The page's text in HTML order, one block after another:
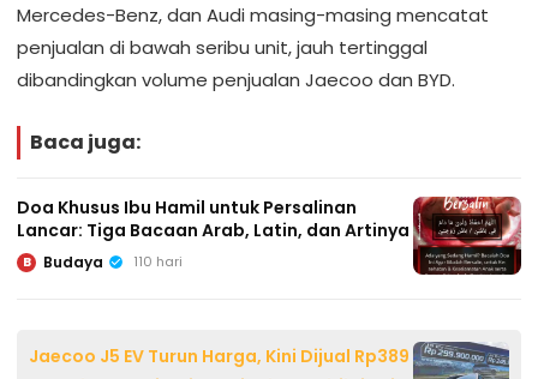
Mercedes-Benz, dan Audi masing-masing mencatat
penjualan di bawah seribu unit, jauh tertinggal
dibandingkan volume penjualan Jaecoo dan BYD.
Baca juga:
Doa Khusus Ibu Hamil untuk Persalinan
Lancar: Tiga Bacaan Arab, Latin, dan Artinya
B Budaya 110 hari
Jaecoo J5 EV Turun Harga, Kini Dijual Rp389